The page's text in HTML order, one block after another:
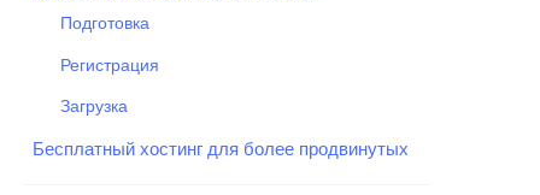
Подготовка
Регистрация
Загрузка
Бесплатный хостинг для более продвинутых